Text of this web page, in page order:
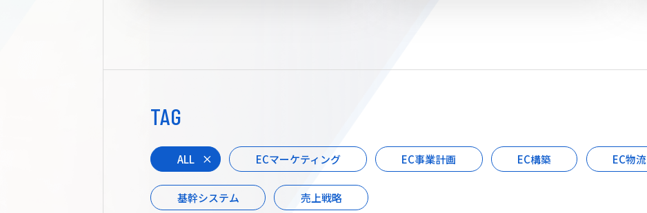
TAG
ALL ECマーケティング EC事業計画 EC構築 EC物流
基幹システム 売上戦略